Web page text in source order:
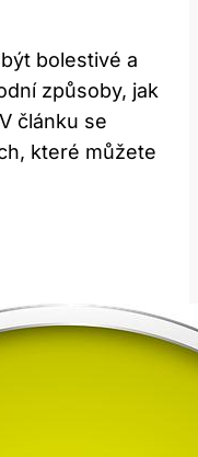
bolestivé a
způsoby, jak
článku se
které můžete